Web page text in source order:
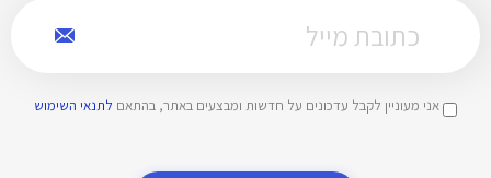
אני מעוניין לקבל עדכונים על חדשות ומבצעים באתר, בהתאם לתנאי השימוש